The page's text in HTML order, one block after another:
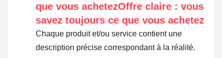
que vous achetezOffre claire : vous
savez toujours ce que vous achetez
Chaque produit et/ou service contient une
description précise correspondant à la réalité.